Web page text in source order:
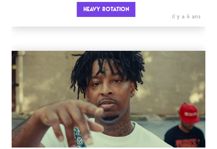
HEAVY ROTATION
il y a 4 ans